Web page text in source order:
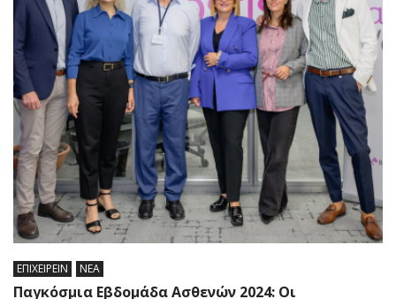
ΕΠΙΧΕΙΡΕΙΝ ΝΕΑ
Παγκόσμια Εβδομάδα Ασθενών 2024: Οι